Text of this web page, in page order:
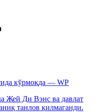
кўрмоқда — WP
Жей Ди Вэнс ва давлат
танлов қилмаганди.